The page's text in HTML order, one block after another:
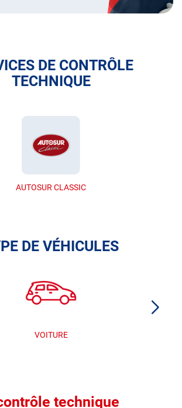
DE CONTRÔLE
TECHNIQUE
AUTOSUR CLASSIC
DE VÉHICULES
VOITURE
technique